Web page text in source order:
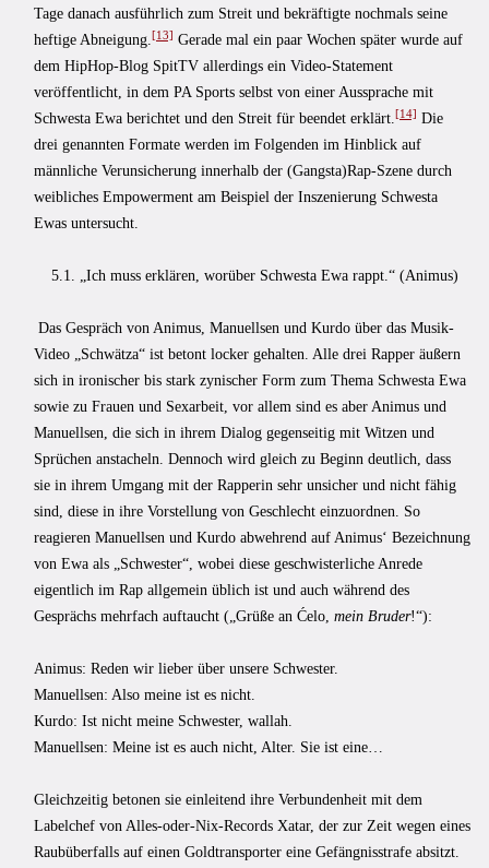
Tage danach ausführlich zum Streit und bekräftigte nochmals seine
heftige Abneigung. [13] Gerade mal ein paar Wochen später wurde auf
dem HipHop-Blog SpitTV allerdings ein Video-Statement
veröffentlicht, in dem PA Sports selbst von einer Aussprache mit
Schwesta Ewa berichtet und den Streit für beendet erklärt. [14] Die
drei genannten Formate werden im Folgenden im Hinblick auf
männliche Verunsicherung innerhalb der (Gangsta)Rap-Szene durch
weibliches Empowerment am Beispiel der Inszenierung Schwesta
Ewas untersucht.
5.1. „Ich muss erklären, worüber Schwesta Ewa rappt.“ (Animus)
Das Gespräch von Animus, Manuellsen und Kurdo über das Musik-
Video „Schwätza“ ist betont locker gehalten. Alle drei Rapper äußern
sich in ironischer bis stark zynischer Form zum Thema Schwesta Ewa
sowie zu Frauen und Sexarbeit, vor allem sind es aber Animus und
Manuellsen, die sich in ihrem Dialog gegenseitig mit Witzen und
Sprüchen anstacheln. Dennoch wird gleich zu Beginn deutlich, dass
sie in ihrem Umgang mit der Rapperin sehr unsicher und nicht fähig
sind, diese in ihre Vorstellung von Geschlecht einzuordnen. So
reagieren Manuellsen und Kurdo abwehrend auf Animus‘ Bezeichnung
von Ewa als „Schwester“, wobei diese geschwisterliche Anrede
eigentlich im Rap allgemein üblich ist und auch während des
Gesprächs mehrfach auftaucht („Grüße an Ćelo, mein Bruder!“):
Animus: Reden wir lieber über unsere Schwester.
Manuellsen: Also meine ist es nicht.
Kurdo: Ist nicht meine Schwester, wallah.
Manuellsen: Meine ist es auch nicht, Alter. Sie ist eine…
Gleichzeitig betonen sie einleitend ihre Verbundenheit mit dem
Labelchef von Alles-oder-Nix-Records Xatar, der zur Zeit wegen eines
Raubüberfalls auf einen Goldtransporter eine Gefängnisstrafe absitzt.